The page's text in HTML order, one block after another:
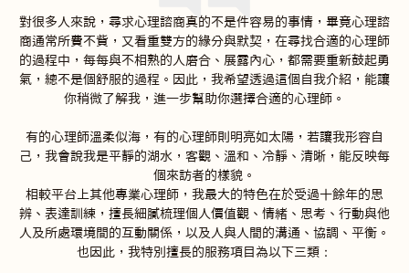
對很多人來說，尋求心理諮商真的不是件容易的事情，畢竟心理諮
商通常所費不貲，又看重雙方的緣分與默契，在尋找合適的心理師
的過程中，每每與不相熟的人磨合、展露內心，都需要重新鼓起勇
氣，總不是個舒服的過程。因此，我希望透過這個自我介紹，能讓
你稍微了解我，進一步幫助你選擇合適的心理師。
有的心理師溫柔似海，有的心理師則明亮如太陽，若讓我形容自
己，我會說我是平靜的湖水，客觀、溫和、冷靜、清晰，能反映每
個來訪者的樣貌。
相較平台上其他專業心理師，我最大的特色在於受過十餘年的思
辨、表達訓練，擅長細膩梳理個人價值觀、情緒、思考、行動與他
人及所處環境間的互動關係，以及人與人間的溝通、協調、平衡。
也因此，我特別擅長的服務項目為以下三類：